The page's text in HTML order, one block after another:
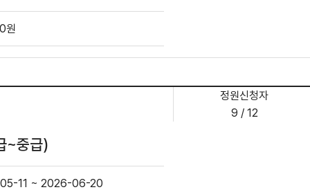
원
~중급)
11 ~ 2026-06-20
정원신청자
9 / 12